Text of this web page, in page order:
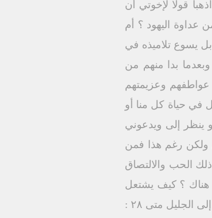
قولا لإخوتي أن
من عداوة اليهود ؟ أم
يسوع تلاميذه في
بدا منهم من
عواطفهم وعزيمتهم
في حياة كل منا أو
ينظر إلى ويدعوني
ولكن رغم هذا فمن
الحب والالتصاق
هناك ؟ كيف يشتعل
قلبي الذي صار بارداً ؟ هل مجرد تذكر جيل حياتي يكفى كى استعيد عواطف لقائي الأول معك ؟ هو يسبقكم إلى الجليل متى ۲۸ :